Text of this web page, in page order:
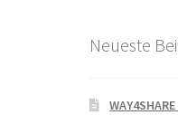
Neueste